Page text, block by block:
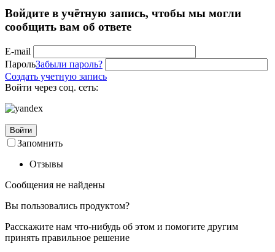
Войдите в учётную запись, чтобы мы могли
сообщить вам об ответе
E-mail
ПарольЗабыли пароль?
Создать учетную запись
Войти через соц. сеть:
Войти
Запомнить
Отзывы
Сообщения не найдены
Вы пользовались продуктом?
Расскажите нам что-нибудь об этом и помогите другим
принять правильное решение